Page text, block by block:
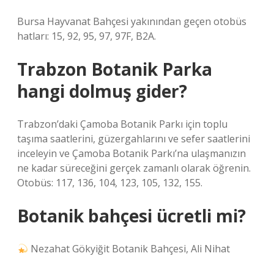
Bursa Hayvanat Bahçesi yakınından geçen otobüs
hatları: 15, 92, 95, 97, 97F, B2A.
Trabzon Botanik Parka
hangi dolmuş gider?
Trabzon’daki Çamoba Botanik Parkı için toplu
taşıma saatlerini, güzergahlarını ve sefer saatlerini
inceleyin ve Çamoba Botanik Parkı’na ulaşmanızın
ne kadar süreceğini gerçek zamanlı olarak öğrenin.
Otobüs: 117, 136, 104, 123, 105, 132, 155.
Botanik bahçesi ücretli mi?
Nezahat Gökyiğit Botanik Bahçesi, Ali Nihat